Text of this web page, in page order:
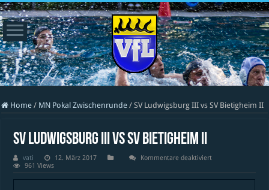
Home / MN Pokal Zwischenrunde / SV Ludwigsburg III vs SV Bietigheim II
SV Ludwigsburg III vs SV Bietigheim II
vati 12. März 2017 Kommentare deaktiviertfür
Ludwigsburg
III
961 Views